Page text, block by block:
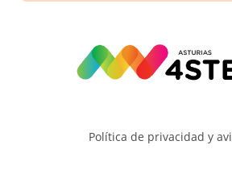
Política de privacidad y